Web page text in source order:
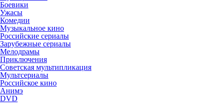
Боевики
Ужасы
Комедии
Музыкальное кино
Российские сериалы
Зарубежные сериалы
Мелодрамы
Приключения
Советская мультипликация
Мультсериалы
Российское кино
Анимэ
DVD